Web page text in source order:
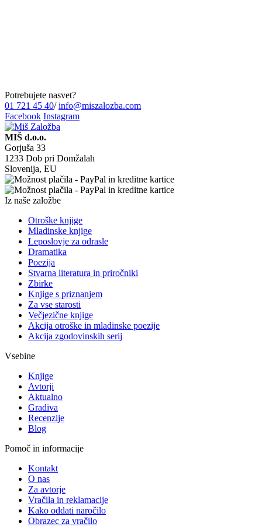
Potrebujete nasvet?
01 721 45 40/ info@miszalozba.com
Facebook Instagram
MIŠ d.o.o.
Gorjuša 33
1233 Dob pri Domžalah
Slovenija, EU
Iz naše založbe
Otroške knjige
Mladinske knjige
Leposlovje za odrasle
Dramatika
Poezija
Stvarna literatura in priročniki
Zbirke
Knjige s priznanjem
Za vse starosti
Večjezične knjige
Akcija otroške in mladinske poezije
Akcija zgodovinskih serij
Vsebine
Knjige
Avtorji
Aktualno
Gradiva
Recenzije
Blog
Pomoč in informacije
Kontakt
O nas
Za avtorje
Vračila in reklamacije
Kako oddati naročilo
Obrazec za vračilo